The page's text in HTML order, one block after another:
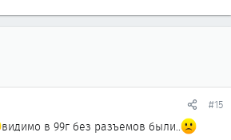
#15
видимо в 99г без разъемов были..